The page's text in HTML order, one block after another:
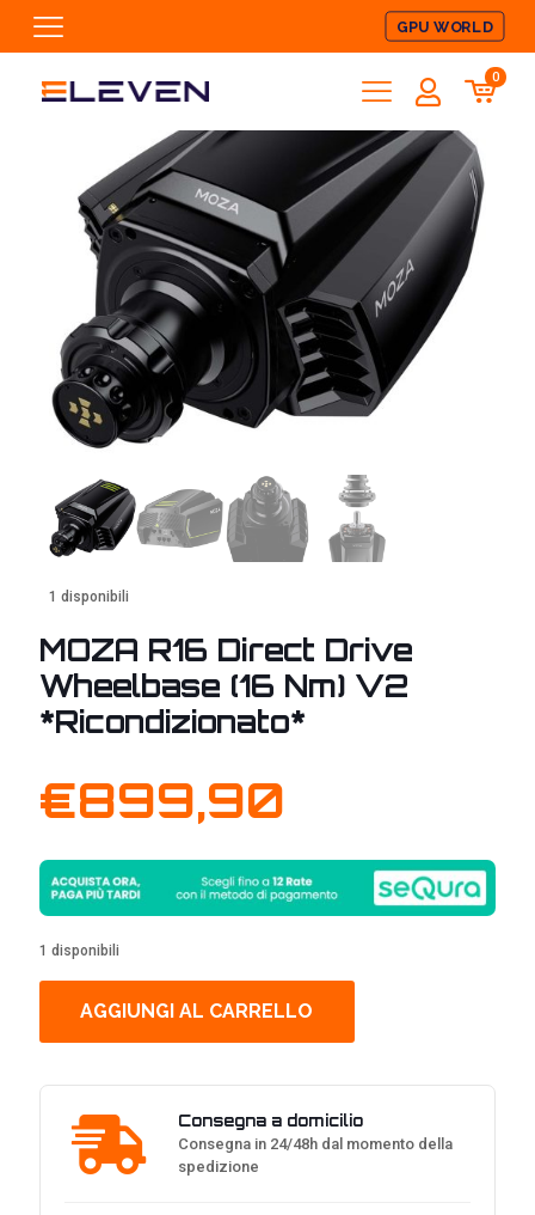
GPU WORLD
0
1 disponibili
MOZA R16 Direct Drive
Wheelbase (16 Nm) V2
*Ricondizionato*
€899,90
1 disponibili
AGGIUNGI AL CARRELLO
Consegna a domicilio
Consegna in 24/48h dal momento della
spedizione